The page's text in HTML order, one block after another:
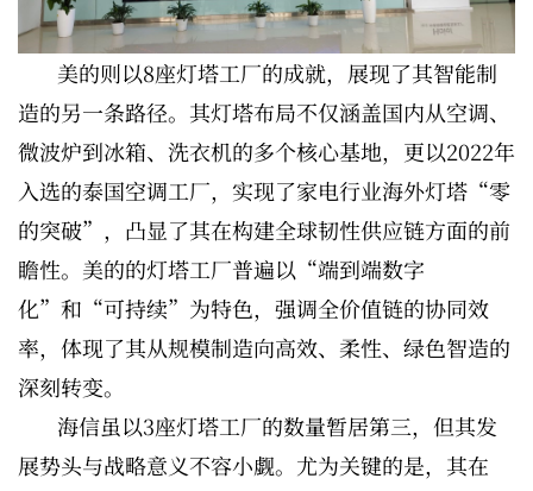
美的则以8座灯塔工厂的成就，展现了其智能制
造的另一条路径。其灯塔布局不仅涵盖国内从空调、
微波炉到冰箱、洗衣机的多个核心基地，更以2022年
入选的泰国空调工厂，实现了家电行业海外灯塔“零
的突破”，凸显了其在构建全球韧性供应链方面的前
瞻性。美的的灯塔工厂普遍以“端到端数字
化”和“可持续”为特色，强调全价值链的协同效
率，体现了其从规模制造向高效、柔性、绿色智造的
深刻转变。
海信虽以3座灯塔工厂的数量暂居第三，但其发
展势头与战略意义不容小觑。尤为关键的是，其在